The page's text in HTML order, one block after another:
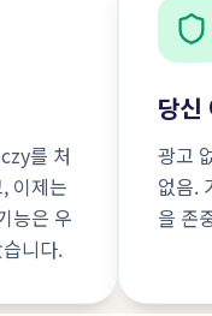
를 처
이제는
능은 우
니다.
당신
광고
없음.
을 존